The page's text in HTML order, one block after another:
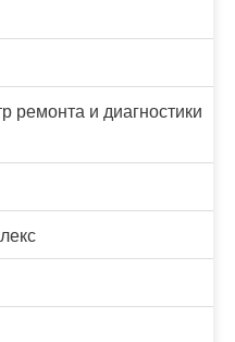
и диагностики